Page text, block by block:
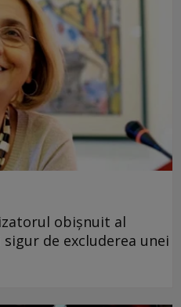
obișnuit al
de excluderea unei